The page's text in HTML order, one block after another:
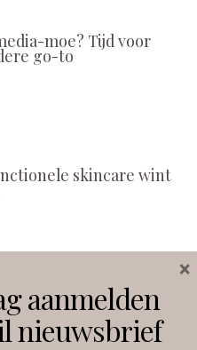
moe? Tijd voor
go-to
skincare wint
Facebook
aanmelden
nieuwsbrief
×